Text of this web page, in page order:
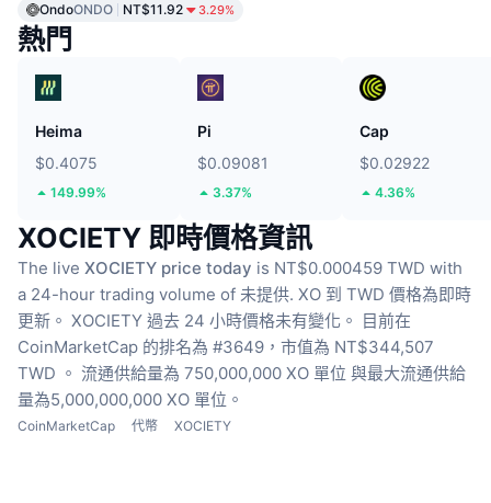
OndoONDO NT$11.92 3.29%
熱門
Heima
$0.4075
149.99%
Pi
$0.09081
3.37%
Cap
$0.02922
4.36%
XOCIETY 即時價格資訊
The live XOCIETY price today is NT$0.000459 TWD with
a 24-hour trading volume of 未提供. XO 到 TWD 價格為即時
更新。 XOCIETY 過去 24 小時價格未有變化。 目前在
CoinMarketCap 的排名為 #3649，市值為 NT$344,507
TWD 。 流通供給量為 750,000,000 XO 單位 與最大流通供給
量為5,000,000,000 XO 單位。
CoinMarketCap 代幣 XOCIETY